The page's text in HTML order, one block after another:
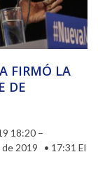
FIRMÓ LA
DE
18:20 –
2019 • 17:31 El